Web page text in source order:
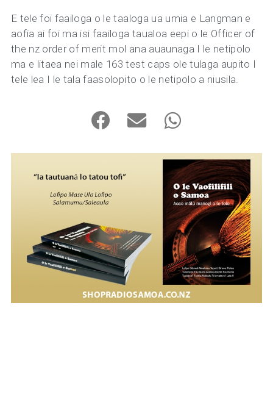
E tele foi faailoga o le taaloga ua umia e Langman e
aofia ai foi ma isi faailoga taualoa eepi o le Officer of
the nz order of merit mol ana auaunaga I le netipolo
ma e litaea nei male 163 test caps ole tulaga aupito I
tele lea I le tala faasolopito o le netipolo a niusila.